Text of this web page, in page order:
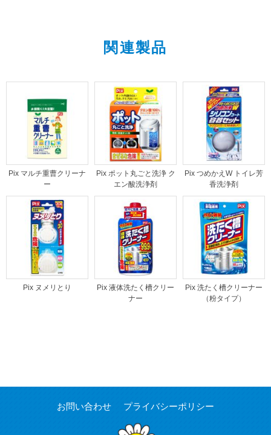
関連製品
Pix マルチ重曹クリーナ
ー
Pix ポット丸ごと洗浄 ク
エン酸洗浄剤
Pix つめかえW トイレ芳
香洗浄剤
Pix ヌメリとり
Pix 液体洗たく槽クリー
ナー
Pix 洗たく槽クリーナー
（粉タイプ）
お問い合わせ プライバシーポリシー